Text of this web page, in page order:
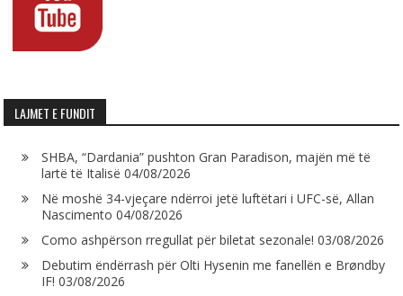
LAJMET E FUNDIT
SHBA, “Dardania” pushton Gran Paradison, majën më të
lartë të Italisë 04/08/2026
Në moshë 34-vjeçare ndërroi jetë luftëtari i UFC-së, Allan
Nascimento 04/08/2026
Como ashpërson rregullat për biletat sezonale! 03/08/2026
Debutim ëndërrash për Olti Hysenin me fanellën e Brøndby
IF! 03/08/2026